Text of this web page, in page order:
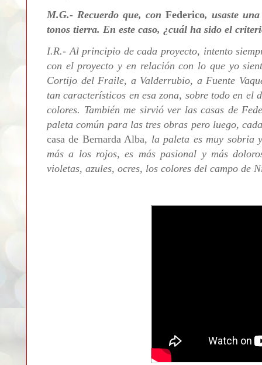
M.G.- Recuerdo que, con Federico, usaste
tonos tierra. En este caso, ¿cuál ha sido el
I.R.- Al principio de cada proyecto, intento
con el proyecto y en relación con lo que yo
Cortijo del Fraile, a Valderrubio, a Fuente
tan característicos en esa zona, sobre todo en
colores. También me sirvió ver las casas de
paleta común para las tres obras pero luego,
casa de Bernarda Alba, la paleta es muy sobria
más a los rojos, es más pasional y más
violetas, azules, ocres, los colores del campo de